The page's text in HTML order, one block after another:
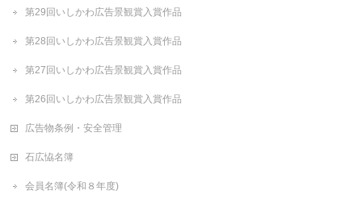
第29回いしかわ広告景観賞入賞作品
第28回いしかわ広告景観賞入賞作品
第27回いしかわ広告景観賞入賞作品
第26回いしかわ広告景観賞入賞作品
広告物条例・安全管理
石広恊名簿
会員名簿(令和８年度)